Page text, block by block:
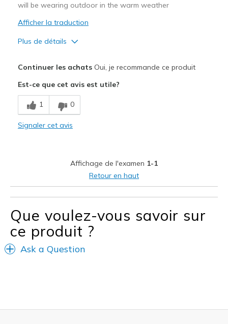
will be wearing outdoor in the warm weather
Afficher la traduction
Plus de détails
Les meilleures utilisations
Casual Wear
Continuer les achatsOui, je recommande ce produit
Est-ce que cet avis est utile?
1 0
Signaler cet avis
Affichage de l'examen 1-1
Retour en haut
Que voulez-vous savoir sur
ce produit ?
Ask a Question